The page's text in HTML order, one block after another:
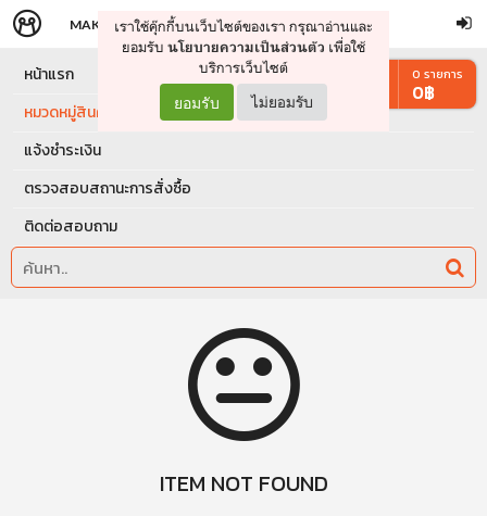
จัดการรถเข็น ดำเนินการต่อ
MAKERS STORE
เราใช้คุ๊กกี้บนเว็บไซต์ของเรา กรุณาอ่านและ
ยอมรับ นโยบายความเป็นส่วนตัว เพื่อใช้
บริการเว็บไซต์
ยอมรับ ไม่ยอมรับ
หน้าแรก
หมวดหมู่สินค้า
แจ้งชำระเงิน
ตรวจสอบสถานะการสั่งซื้อ
ติดต่อสอบถาม
0 รายการ
0฿
ITEM NOT FOUND